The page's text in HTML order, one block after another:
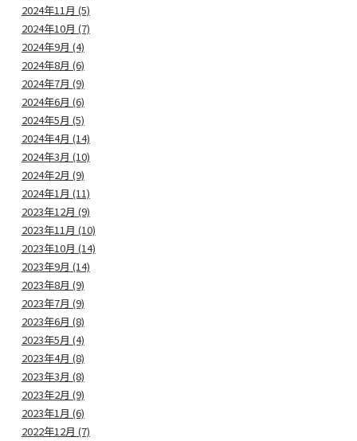
2024年11月 (5)
2024年10月 (7)
2024年9月 (4)
2024年8月 (6)
2024年7月 (9)
2024年6月 (6)
2024年5月 (5)
2024年4月 (14)
2024年3月 (10)
2024年2月 (9)
2024年1月 (11)
2023年12月 (9)
2023年11月 (10)
2023年10月 (14)
2023年9月 (14)
2023年8月 (9)
2023年7月 (9)
2023年6月 (8)
2023年5月 (4)
2023年4月 (8)
2023年3月 (8)
2023年2月 (9)
2023年1月 (6)
2022年12月 (7)